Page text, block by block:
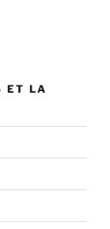
ET LA